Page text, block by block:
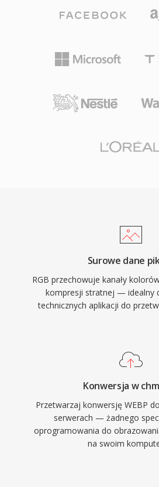
Surowe dane
RGB przechowuje kanały
kompresji stratnej — idealny
technicznych aplikacji do
Konwersja w
Przetwarzaj konwersję WEBP
serwerach — żadnego
oprogramowania do
na swoim